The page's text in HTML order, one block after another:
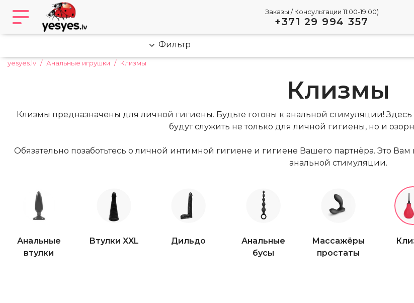
Заказы / Консультации 11:00-19:00)
+371 29 994 357
yesyes.lv Анальные игрушки Клизмы
Фильтр
Клизмы
Клизмы предназначены для личной гигиены. Будьте готовы к анальной стимуляции!
будут служить не только для личной гигиены, но и
Обязательно позаботьтесь о личной интимной гигиене и гигиене Вашего партнёра. Это
анальной стимуляции.
Анальные
втулки
Втулки XXL Дильдо
Анальные
бусы
Массажёры
простаты